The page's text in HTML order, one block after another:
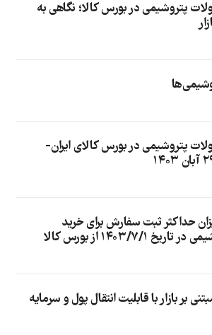
پتروشیمی در بورس کالا؛ نگاهی به
پتروشیمی در بورس کالای ایران-
حداکثر ثبت سفارش برای خرید
۷/۱ از بورس کالا
بر بازار با قابلیت انتقال پول و سرمایه